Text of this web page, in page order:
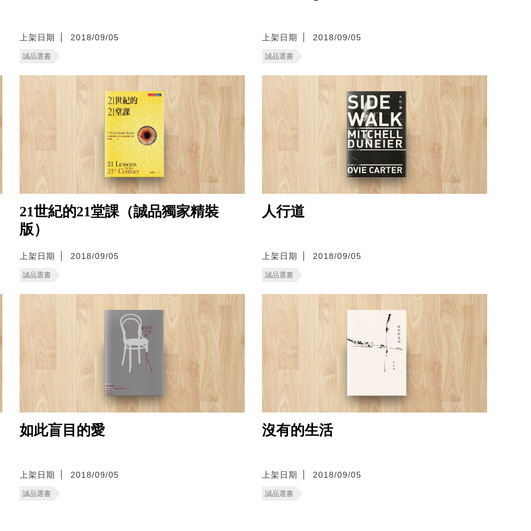
上架日期 2018/09/05
誠品選書
上架日期 2018/09/05
誠品選書
21世紀的21堂課（誠品獨家精裝
版）
上架日期 2018/09/05
誠品選書
人行道
上架日期 2018/09/05
誠品選書
如此盲目的愛
上架日期 2018/09/05
誠品選書
沒有的生活
上架日期 2018/09/05
誠品選書